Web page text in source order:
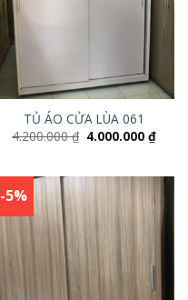
TỦ ÁO CỬA LÙA 061
4.200.000₫ 4.000.000₫
-5%